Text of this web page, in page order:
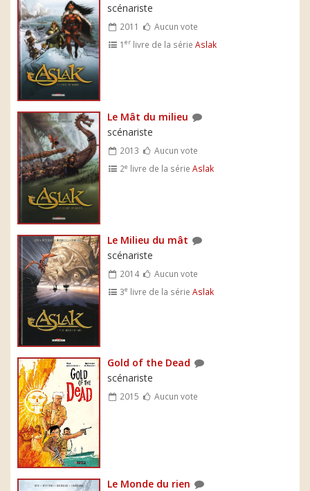
scénariste
2011
Aucun vote
1er livre de la sérieAslak
Le Mât du milieu
scénariste
2013
Aucun vote
2e livre de la sérieAslak
Le Milieu du mât
scénariste
2014
Aucun vote
3e livre de la sérieAslak
Gold of the Dead
scénariste
2015 Aucun vote
Le Monde du rien